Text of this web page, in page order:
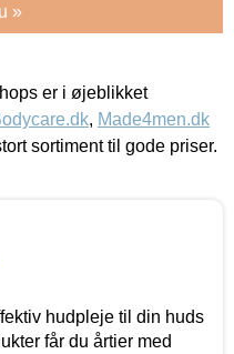
»
er i øjeblikket
, Made4men.dk
sortiment til gode priser.
hudpleje til din huds
får du årtier med